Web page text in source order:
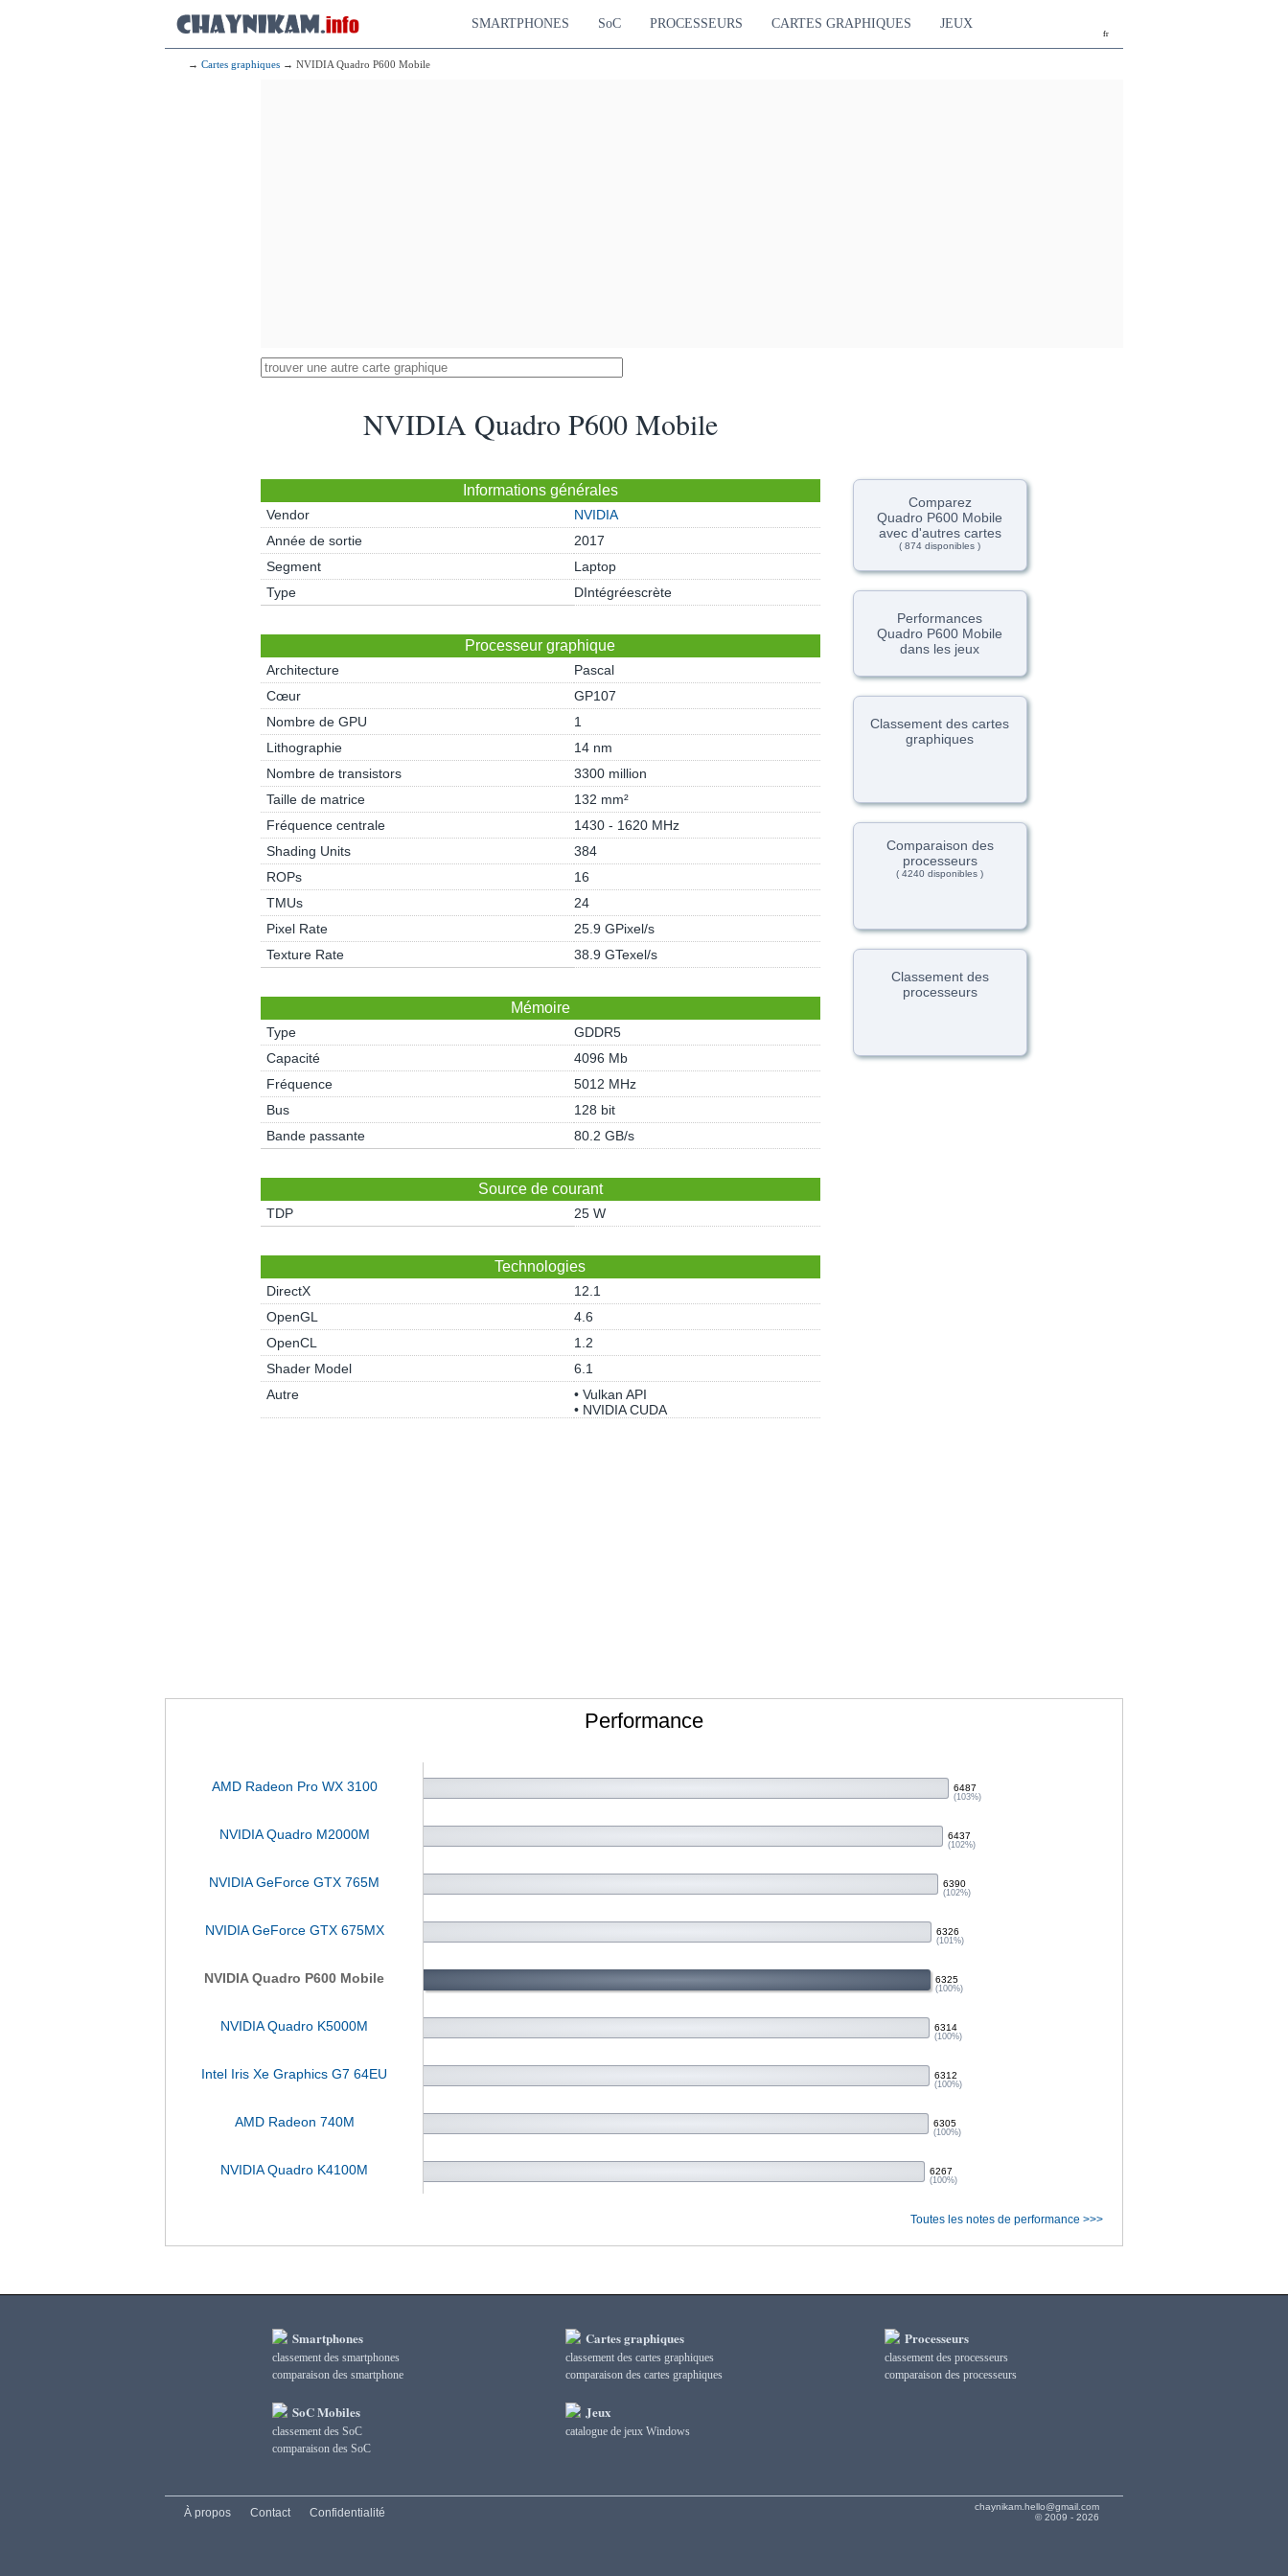
fr
SMARTPHONES SoC PROCESSEURS CARTES GRAPHIQUES JEUX
→ Cartes graphiques → NVIDIA Quadro P600 Mobile
NVIDIA Quadro P600 Mobile
Informations générales
Vendor
NVIDIA
Année de sortie
2017
Segment
Laptop
Type
DIntégréescrète
Processeur graphique
Architecture
Pascal
Cœur
GP107
Nombre de GPU
1
Lithographie
14 nm
Nombre de transistors
3300 million
Taille de matrice
132 mm²
Fréquence centrale
1430 - 1620 MHz
Shading Units
384
ROPs
16
TMUs
24
Pixel Rate
25.9 GPixel/s
Texture Rate
38.9 GTexel/s
Mémoire
Type
GDDR5
Capacité
4096 Mb
Fréquence
5012 MHz
Bus
128 bit
Bande passante
80.2 GB/s
Source de courant
TDP 25 W
Technologies
DirectX
12.1
OpenGL
4.6
OpenCL
1.2
Shader Model
6.1
Autre
• Vulkan API
• NVIDIA CUDA
Comparez
Quadro P600 Mobile
avec d'autres cartes
( 874 disponibles )
Performances
Quadro P600 Mobile
dans les jeux
Classement des cartes
graphiques
Comparaison des
processeurs
( 4240 disponibles )
Classement des
processeurs
Performance
AMD Radeon Pro WX 3100 6487
(103%)
NVIDIA Quadro M2000M 6437
(102%)
NVIDIA GeForce GTX 765M 6390
(102%)
NVIDIA GeForce GTX 675MX 6326
(101%)
NVIDIA Quadro P600 Mobile 6325
(100%)
NVIDIA Quadro K5000M 6314
(100%)
Intel Iris Xe Graphics G7 64EU 6312
(100%)
AMD Radeon 740M 6305
(100%)
NVIDIA Quadro K4100M 6267
(100%)
Toutes les notes de performance >>>
Smartphones
classement des smartphones
сomparaison des smartphone
SoC Mobiles
classement des SoC
сomparaison des SoC
Cartes graphiques
classement des cartes graphiques
сomparaison des cartes graphiques
Jeux
catalogue de jeux Windows
Processeurs
classement des processeurs
сomparaison des processeurs
chaynikam.hello@gmail.com
© 2009 - 2026
À propos Contact Confidentialité